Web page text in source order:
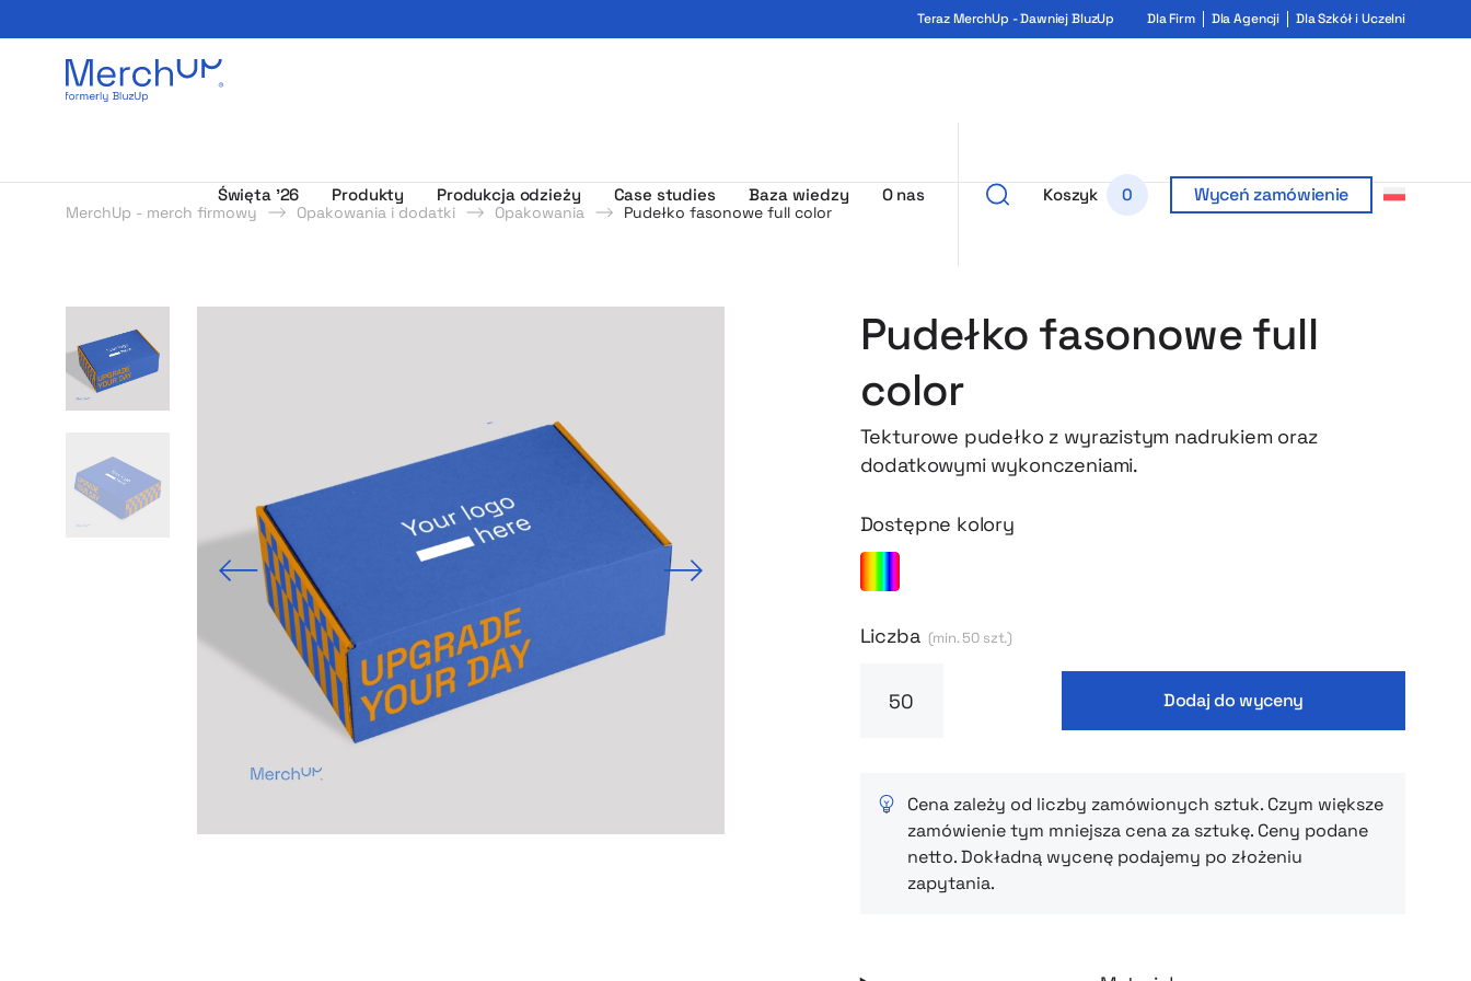
Teraz MerchUp - Dawniej BluzUp Dla Firm Dla Agencji Dla Szkół i Uczelni
Odzież reklamowa z nadrukiem i gadżety firmowe z logo - MerchUp
Święta ’26 Produkty Produkcja odzieży Case studies Baza wiedzy O nas Koszyk 0 Wyceń zamówienie
MerchUp - merch firmowy Opakowania i dodatki Opakowania Pudełko fasonowe full color
Pudełko fasonowe full
color
Tekturowe pudełko z wyrazistym nadrukiem oraz
dodatkowymi wykonczeniami.
Dostępne kolory
Liczba (min. 50 szt.)
Dodaj do wyceny
Cena zależy od liczby zamówionych sztuk. Czym większe
zamówienie tym mniejsza cena za sztukę. Ceny podane
netto. Dokładną wycenę podajemy po złożeniu
zapytania.